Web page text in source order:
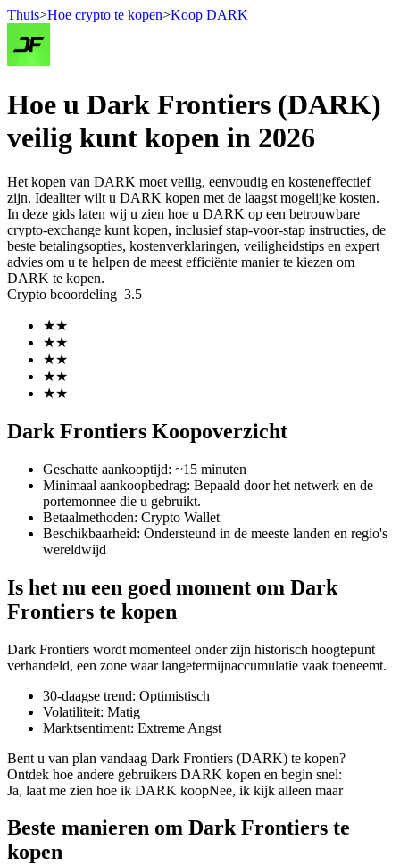
USDT-futures
Futures met USDT als onderpand
COIN-M-futures
Cryptocurrency-futures
Derivaten voor aandelen, forex, edelmetalen en grondstoffen
USDC-futures
Futures met USDC als onderpand
Thuis>Hoe crypto te kopen>Koop DARK
Hoe u Dark Frontiers (DARK)
veilig kunt kopen in 2026
Het kopen van DARK moet veilig, eenvoudig en kosteneffectief
zijn. Idealiter wilt u DARK kopen met de laagst mogelijke kosten.
In deze gids laten wij u zien hoe u DARK op een betrouwbare
crypto-exchange kunt kopen, inclusief stap-voor-stap instructies, de
beste betalingsopties, kostenverklaringen, veiligheidstips en expert
advies om u te helpen de meest efficiënte manier te kiezen om
DARK te kopen.
Crypto beoordeling 3.5
★★
★★
★★
★★
★★
Dark Frontiers Koopoverzicht
Geschatte aankooptijd: ~15 minuten
Minimaal aankoopbedrag: Bepaald door het netwerk en de
portemonnee die u gebruikt.
Betaalmethoden: Crypto Wallet
Beschikbaarheid: Ondersteund in de meeste landen en regio's
wereldwijd
Is het nu een goed moment om Dark
Frontiers te kopen
Dark Frontiers wordt momenteel onder zijn historisch hoogtepunt
verhandeld, een zone waar langetermijnaccumulatie vaak toeneemt.
30-daagse trend: Optimistisch
Volatiliteit: Matig
Marktsentiment: Extreme Angst
Bent u van plan vandaag Dark Frontiers (DARK) te kopen?
Ontdek hoe andere gebruikers DARK kopen en begin snel:
Ja, laat me zien hoe ik DARK koopNee, ik kijk alleen maar
Beste manieren om Dark Frontiers te
kopen